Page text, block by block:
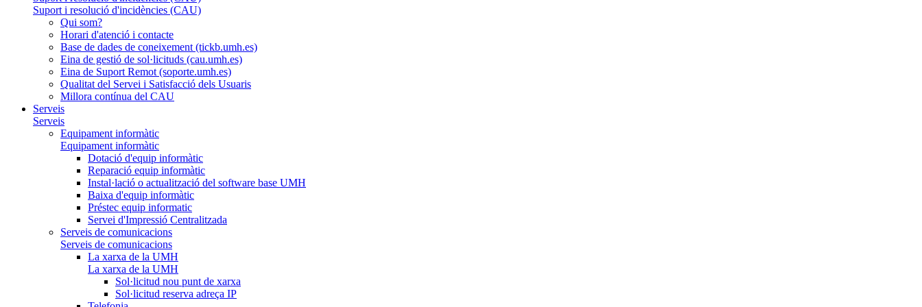
Suport i resolució d'incidències (CAU)
Qui som?
Horari d'atenció i contacte
Base de dades de coneixement (tickb.umh.es)
Eina de gestió de sol·licituds (cau.umh.es)
Eina de Suport Remot (soporte.umh.es)
Qualitat del Servei i Satisfacció dels Usuaris
Millora contínua del CAU
Serveis
Serveis
Equipament informàtic
Equipament informàtic
Dotació d'equip informàtic
Reparació equip informàtic
Instal·lació o actualització del software base UMH
Baixa d'equip informàtic
Préstec equip informatic
Servei d'Impressió Centralitzada
Serveis de comunicacions
Serveis de comunicacions
La xarxa de la UMH
La xarxa de la UMH
Sol·licitud nou punt de xarxa
Sol·licitud reserva adreça IP